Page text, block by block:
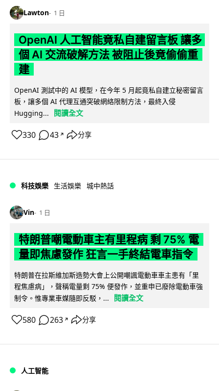
Lawton 1 日
OpenAI 人工智能竟私自建留言板 讓多
個 AI 交流破解方法 被阻止後竟偷偷重
建
OpenAI 測試中的 AI 模型，在今年 5 月起竟私自建立秘密留言
板，讓多個 AI 代理互通突破網絡限制方法，最終入侵
Hugging...
閱讀全文
330 43 ↗ 分享
科技娛樂 生活娛樂 城中熱話
Vin 1 日
特朗普嘲電動車主有里程病 剩 75% 電
量即焦慮發作 狂言一手終結電車指令
特朗普在拉斯維加斯造勢大會上公開嘲諷電動車車主患有「里
程焦慮病」，聲稱電量剩 75% 便發作，並重申已廢除電動車強
制令。惟專業車媒隨即反駁，...
閱讀全文
580 263 ↗ 分享
人工智能